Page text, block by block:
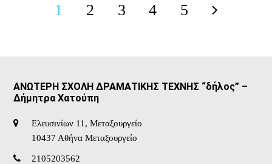
Page
1 Page
2 Page
3 Page
4 Page
5 Next
ΑΝΩΤΕΡΗ ΣΧΟΛΗ ΔΡΑΜΑΤΙΚΗΣ ΤΕΧΝΗΣ “δήλος” –
Δήμητρα Χατούπη
Ελευσινίων 11, Μεταξουργείο
10437 Αθήνα Μεταξουργείο
2105203562